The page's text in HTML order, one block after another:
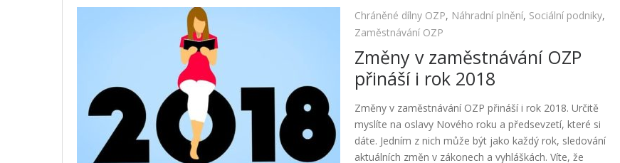
Chráněné dílny OZP, Náhradní plnění, Sociální podniky,
Zaměstnávání OZP
Změny v zaměstnávání OZP
přináší i rok 2018
Změny v zaměstnávání OZP přináší i rok 2018. Určitě
myslíte na oslavy Nového roku a předsevzetí, které si
dáte. Jedním z nich může být jako každý rok, sledování
aktuálních změn v zákonech a vyhláškách. Víte, že